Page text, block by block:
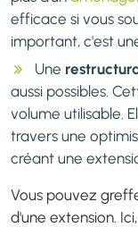
efficace si vous
important, c'est
Une
aussi possibles.
volume utilisable.
travers une
créant une
Vous pouvez
d'une extension.